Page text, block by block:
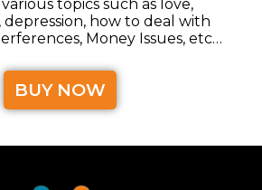
topics such as love,
how to deal with
Money Issues, etc…
BUY NOW